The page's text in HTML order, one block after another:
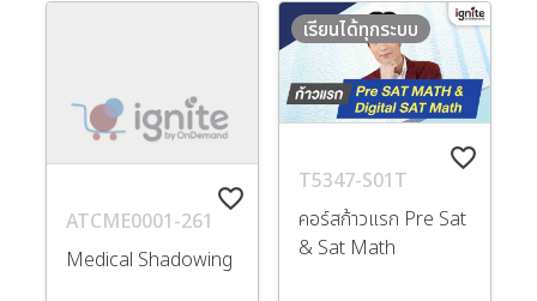
favorite_border
ATCME0001-261
Medical Shadowing
favorite_border
T5347-S01T
คอร์สก้าวแรก Pre Sat
& Sat Math
เรียนได้ทุกระบบ